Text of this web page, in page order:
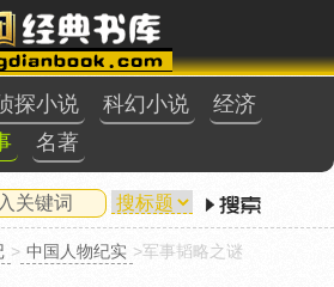
探小说 科幻小说
经济
名著
> 中国人物纪实 >军事韬略之谜